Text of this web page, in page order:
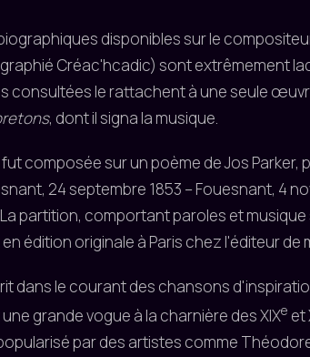
disponibles sur le
Créac'hcadic) sont extrêmement
consultées le rattachent à une seule
, dont il signa la musique.
composée sur un poème de Jos Parker,
24 septembre 1853 – Fouesnant, 4
partition, comportant paroles et
édition originale à Paris chez l'éditeur de
dans le courant des chansons
grande vogue à la charnière des XIXe et
par des artistes comme